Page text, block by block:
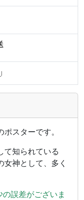
スターです。
て知られている
神として、多く
誤差がございま